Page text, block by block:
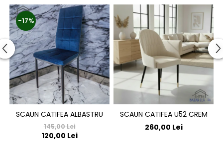
-17%
SCAUN CATIFEA ALBASTRU
145,00 Lei
120,00 Lei
SCAUN CATIFEA U52 CREM
260,00 Lei